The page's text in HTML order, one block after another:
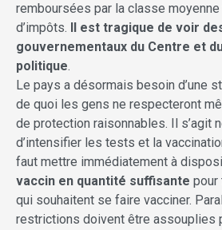
remboursées par la classe
d’impôts. Il est tragique de voir
gouvernementaux du Centre et
politique.
Le pays a désormais besoin d’une
de quoi les gens ne respecteront
de protection raisonnables. Il s’agit
d’intensifier les tests et la
faut mettre immédiatement à
vaccin en quantité suffisante pour
qui souhaitent se faire vacciner.
restrictions doivent être assouplies